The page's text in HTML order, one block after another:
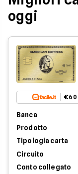
oggi
€60
Banca
Prodotto
Tipologia carta
Circuito
Conto collegato